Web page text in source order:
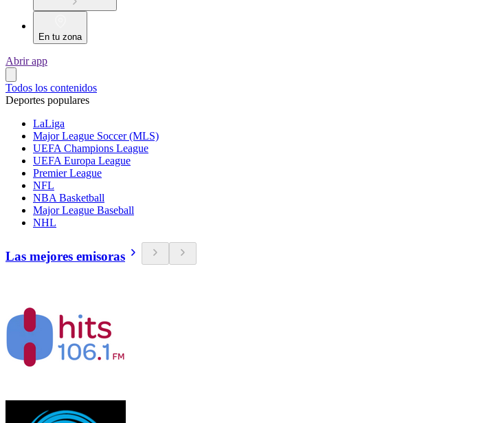
En tu zona
Abrir app
Todos los contenidos
Deportes populares
LaLiga
Major League Soccer (MLS)
UEFA Champions League
UEFA Europa League
Premier League
NFL
NBA Basketball
Major League Baseball
NHL
Las mejores emisoras